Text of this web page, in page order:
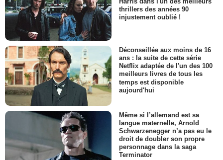
thrillers des années 90
injustement oublié !
Déconseillée aux moins de 16
ans : la suite de cette série
Netflix adaptée de l'un des 100
meilleurs livres de tous les
temps est disponible
aujourd'hui
Même si l’allemand est sa
langue maternelle, Arnold
Schwarzenegger n’a pas eu le
droit de doubler son propre
personnage dans la saga
Terminator